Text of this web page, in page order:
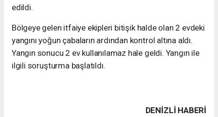
edildi.
Bölgeye gelen itfaiye ekipleri bitişik halde olan 2 evdeki
yangını yoğun çabaların ardından kontrol altına aldı.
Yangın sonucu 2 ev kullanılamaz hale geldi. Yangın ile
ilgili soruşturma başlatıldı.
DENIZLI HABERİ